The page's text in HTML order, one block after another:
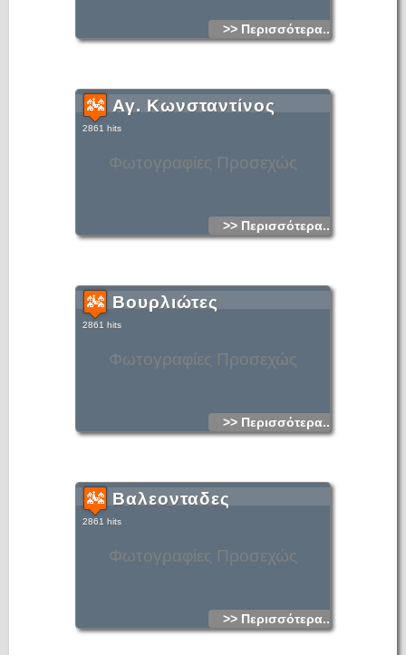
>> Περισσότερα...
Φωτογραφίες Προσεχώς
Αγ. Κωνσταντίνος
2861 hits
>> Περισσότερα...
Φωτογραφίες Προσεχώς
Βουρλιώτες
2861 hits
>> Περισσότερα...
Φωτογραφίες Προσεχώς
Βαλεονταδες
2861 hits
>> Περισσότερα...